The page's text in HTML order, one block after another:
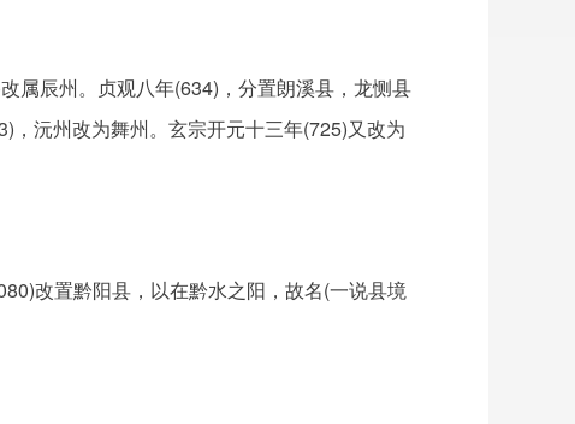
属辰州。贞观八年(634)，分置朗溪县，龙恻县
沅州改为舞州。玄宗开元十三年(725)又改为
改置黔阳县，以在黔水之阳，故名(一说县境